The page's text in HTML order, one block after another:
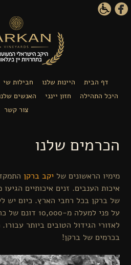
דף הבית היינות שלנו חבילות שי
היכל התהילה
חזון יינני האנשים
צור קשר
הכרמים שלנו
מימיו הראשונים של יקב ברקן
איכות הענבים. זנים איכותיים
של ברקן בכל רחבי הארץ. כיום יש
על פני למעלה מ-
לאזורי הגידול הטובים ביותר
בכרמים של ברקן!